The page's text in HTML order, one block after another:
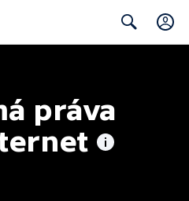
práva